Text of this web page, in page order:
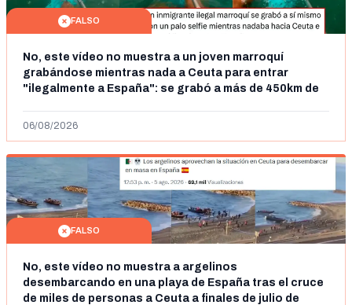
FALSO
No, este vídeo no muestra a un joven marroquí
grabándose mientras nada a Ceuta para entrar
"ilegalmente a España": se grabó a más de 450km de
06/08/2026
FALSO
No, este vídeo no muestra a argelinos
desembarcando en una playa de España tras el cruce
de miles de personas a Ceuta a finales de julio de